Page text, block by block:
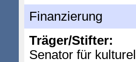
Finanzierung
Träger/Stifter:
Senator für